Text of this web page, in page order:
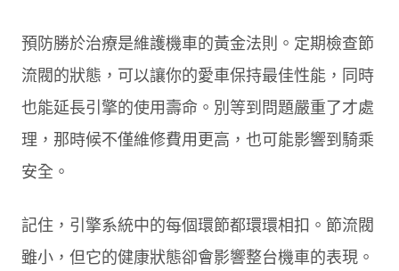
預防勝於治療是維護機車的黃金法則。定期檢查節
流閥的狀態，可以讓你的愛車保持最佳性能，同時
也能延長引擎的使用壽命。別等到問題嚴重了才處
理，那時候不僅維修費用更高，也可能影響到騎乘
安全。
記住，引擎系統中的每個環節都環環相扣。節流閥
雖小，但它的健康狀態卻會影響整台機車的表現。